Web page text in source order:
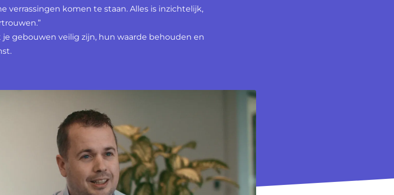
verrassingen komen te staan. Alles is inzichtelijk,
gebouwen veilig zijn, hun waarde behouden en